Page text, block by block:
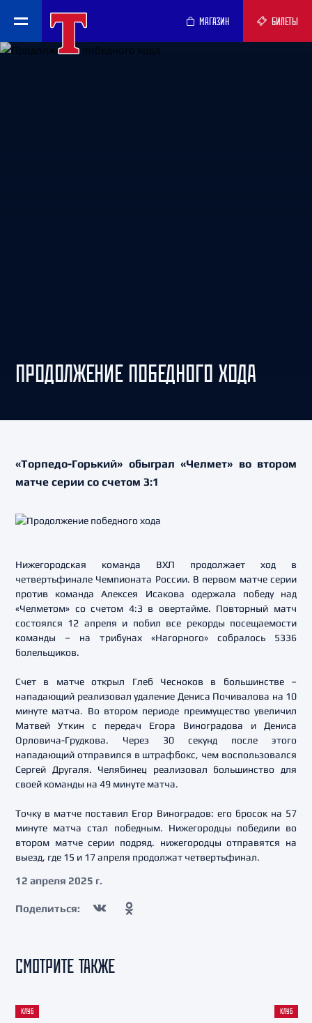
МАГАЗИН БИЛЕТЫ
ПРОДОЛЖЕНИЕ ПОБЕДНОГО ХОДА
«Торпедо-Горький» обыграл «Челмет» во втором
матче серии со счетом 3:1
Нижегородская команда ВХЛ продолжает ход в
четвертьфинале Чемпионата России. В первом матче серии
против команда Алексея Исакова одержала победу над
«Челметом» со счетом 4:3 в овертайме. Повторный матч
состоялся 12 апреля и побил все рекорды посещаемости
команды – на трибунах «Нагорного» собралось 5336
болельщиков.
Счет в матче открыл Глеб Чесноков в большинстве –
нападающий реализовал удаление Дениса Почивалова на 10
минуте матча. Во втором периоде преимущество увеличил
Матвей Уткин с передач Егора Виноградова и Дениса
Орловича-Грудкова. Через 30 секунд после этого
нападающий отправился в штрафбокс, чем воспользовался
Сергей Другаля. Челябинец реализовал большинство для
своей команды на 49 минуте матча.
Точку в матче поставил Егор Виноградов: его бросок на 57
минуте матча стал победным. Нижегородцы победили во
втором матче серии подряд. нижегородцы отправятся на
выезд, где 15 и 17 апреля продолжат четвертьфинал.
12 апреля 2025 г.
Поделиться:
СМОТРИТЕ ТАКЖЕ
КЛУБ КЛУБ